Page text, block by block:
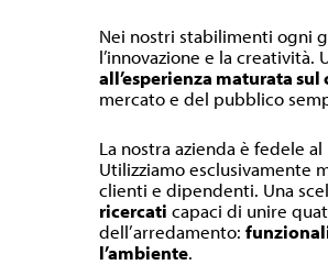
Nei nostri stabilimenti ogni
l’innovazione e la creatività.
all’esperienza maturata sul
mercato e del pubblico
La nostra azienda è fedele
Utilizziamo esclusivamente
clienti e dipendenti. Una
ricercati capaci di unire
dell’arredamento:
l’ambiente.